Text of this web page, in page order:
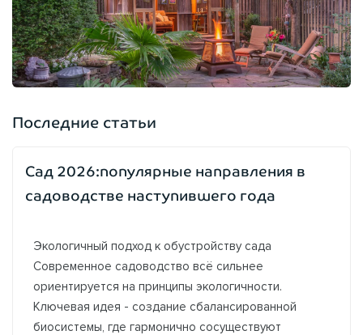
Последние статьи
Сад 2026:популярные направления в
садоводстве наступившего года
Экологичный подход к обустройству сада
Современное садоводство всё сильнее
ориентируется на принципы экологичности.
Ключевая идея - создание сбалансированной
биосистемы, где гармонично сосуществуют